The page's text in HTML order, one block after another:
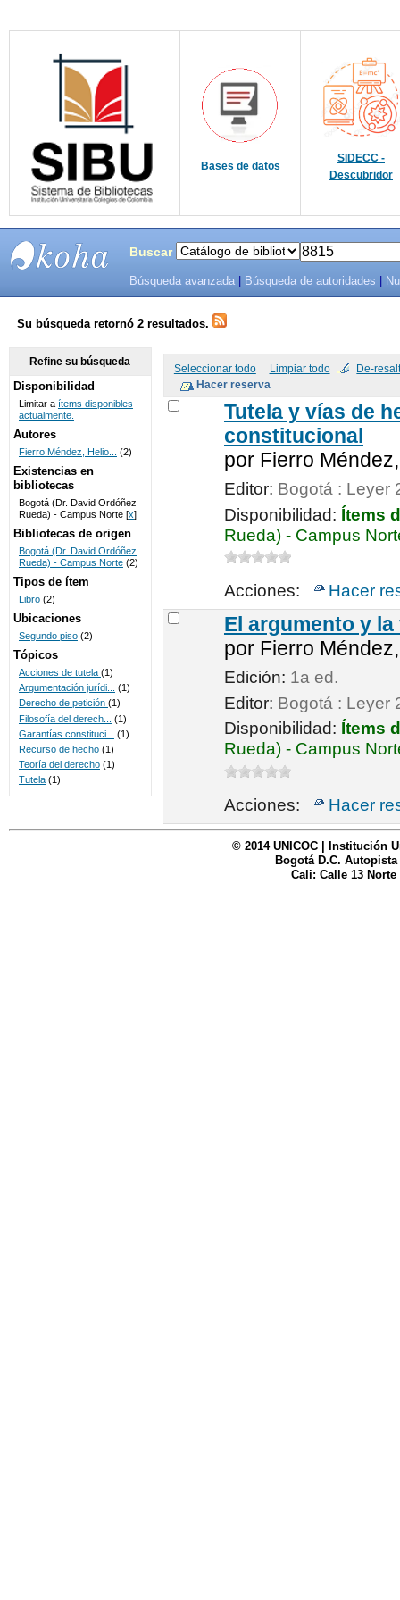
Bases de datos
SIDECC -
Descubridor
SISTEMAS
DE
BIBLIOTECAS
UNICOC
Buscar
Búsqueda avanzada Búsqueda de autoridades
Su búsqueda retornó 2 resultados.
Seleccionar todo Limpiar todo De-
Tutela y vías de
constitucional
por Fierro
Editor: Bogotá : Leyer
Disponibilidad: Ítems
Rueda) - Campus
Acciones: Hacer
El argumento y
por Fierro
Edición: 1a ed.
Editor: Bogotá : Leyer
Disponibilidad: Ítems
Rueda) - Campus
Acciones: Hacer
Refine su búsqueda
Disponibilidad
Limitar a ítems disponibles
actualmente.
Autores
Fierro Méndez, Helio... (2)
Existencias en
bibliotecas
Bogotá (Dr. David Ordóñez
Rueda) - Campus Norte[x]
Bibliotecas de origen
Bogotá (Dr. David Ordóñez
Rueda) - Campus Norte (2)
Tipos de ítem
Libro (2)
Ubicaciones
Segundo piso (2)
Tópicos
Acciones de tutela (1)
Argumentación jurídi...
(1)
Derecho de petición (1)
Filosofía del derech...
(1)
Garantías constituci...
(1)
Recurso de hecho (1)
Teoría del derecho (1)
Tutela (1)
© 2014 UNICOC | Institución
Bogotá D.C. Autopista
Cali: Calle 13 Norte